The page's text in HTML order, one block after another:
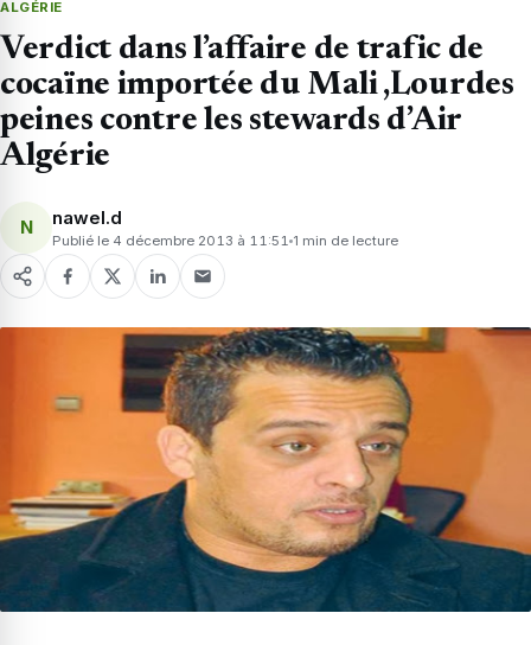
ALGÉRIE
Verdict dans l’affaire de trafic de
cocaïne importée du Mali ,Lourdes
peines contre les stewards d’Air
Algérie
N nawel.d
Publié le 4 décembre 2013 à 11:51 1 min de lecture